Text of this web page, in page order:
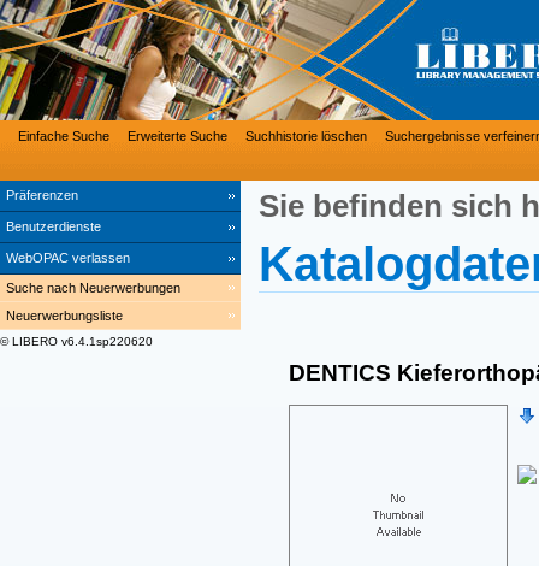
Präferenzen
Benutzerdienste
WebOPAC verlassen
Einfache Suche Erweiterte Suche Suchhistorie löschen Suchergebnisse
Suche nach Neuerwerbungen
Neuerwerbungsliste
© LIBERO v6.4.1sp220620
Sie befinden sich
DENTICS